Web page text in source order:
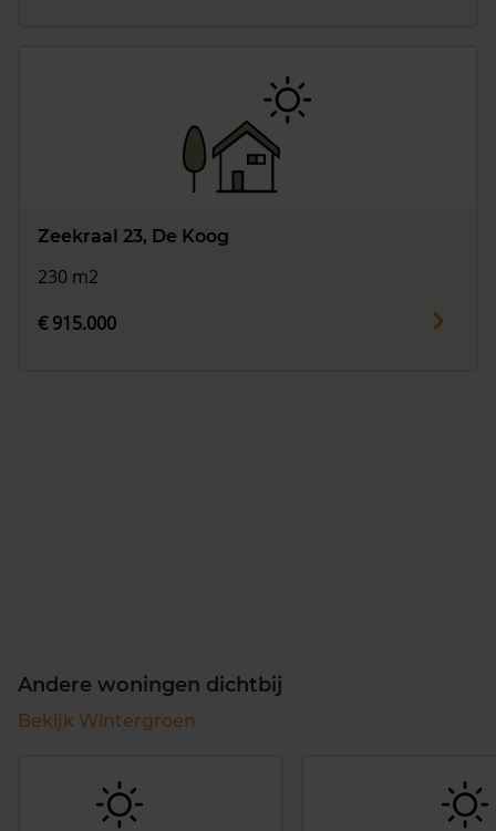
Zeekraal 23, De Koog
230 m2
€ 915.000
Andere woningen dichtbij
Bekijk Wintergroen